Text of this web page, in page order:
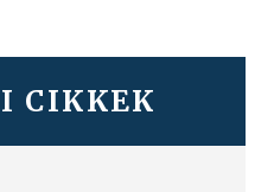
CIKKEK